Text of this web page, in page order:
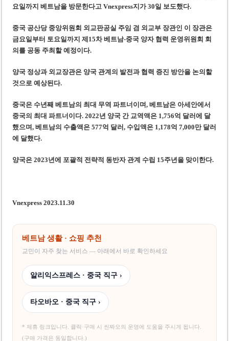
요일까지 베트남을 방문한다고 Vnexpress지가 30일 보도했다.
중국 공산당 중앙위원회 외교판공실 주임 겸 외교부 장관인 이 장관은
금요일부터 토요일까지 제15차 베트남-중국 양자 협력 운영위원회 회
의를 공동 주최할 예정이다.
양국 정상과 외교장관은 양국 관계의 발전과 협력 증진 방안을 논의할
것으로 예상된다.
중국은 수년째 베트남의 최대 무역 파트너이며, 베트남은 아세안에서
중국의 최대 파트너이다. 2022년 양국 간 교역액은 1,756억 달러에 달
했으며, 베트남의 수출액은 577억 달러, 수입액은 1,178억 7,000만 달러
에 달했다.
양국은 2023년에 포괄적 전략적 동반자 관계 수립 15주년을 맞이한다.
Vnexpress 2023.11.30
베트남 생활 · 쇼핑 추천
교민이 자주 찾는 서비스 — 아래에서 바로 확인하세요
알리익스프레스 · 중국 직구 ›
타오바오 · 중국 직구 ›
* 제휴 링크입니다. 클릭·구매 시 씬짜오의 운영에 도움을 주시게 됩니다.
(구매 가격은 동일합니다.)